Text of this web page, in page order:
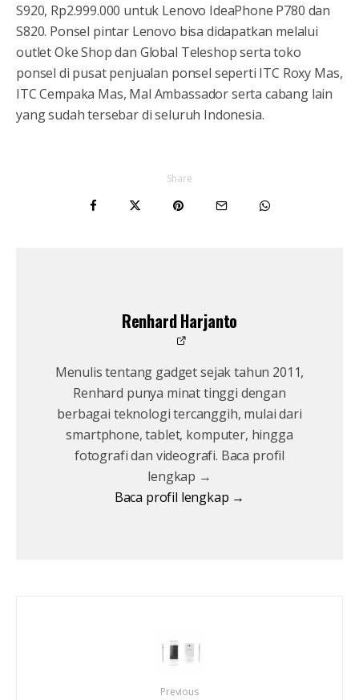
S920, Rp2.999.000 untuk Lenovo IdeaPhone P780 dan
S820. Ponsel pintar Lenovo bisa didapatkan melalui
outlet Oke Shop dan Global Teleshop serta toko
ponsel di pusat penjualan ponsel seperti ITC Roxy Mas,
ITC Cempaka Mas, Mal Ambassador serta cabang lain
yang sudah tersebar di seluruh Indonesia.
Share
Renhard Harjanto
Menulis tentang gadget sejak tahun 2011,
Renhard punya minat tinggi dengan
berbagai teknologi tercanggih, mulai dari
smartphone, tablet, komputer, hingga
fotografi dan videografi. Baca profil
lengkap →
Baca profil lengkap →
Previous